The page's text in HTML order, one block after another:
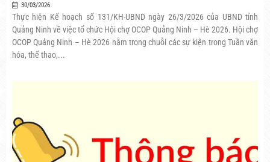
30/03/2026
Thực hiện Kế hoạch số 131/KH-UBND ngày 26/3/2026 của UBND tỉnh
Quảng Ninh về việc tổ chức Hội chợ OCOP Quảng Ninh – Hè 2026. Hội chợ
OCOP Quảng Ninh – Hè 2026 nằm trong chuỗi các sự kiện trong Tuần văn
hóa, thể thao,...